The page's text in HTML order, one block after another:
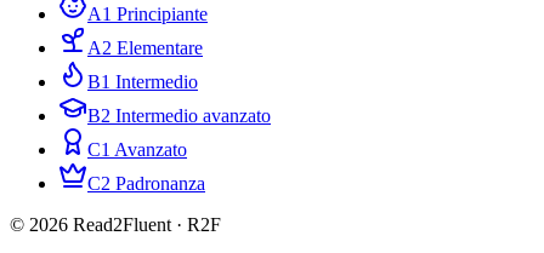
A1 Principiante
A2 Elementare
B1 Intermedio
B2 Intermedio avanzato
C1 Avanzato
C2 Padronanza
© 2026 Read2Fluent · R2F